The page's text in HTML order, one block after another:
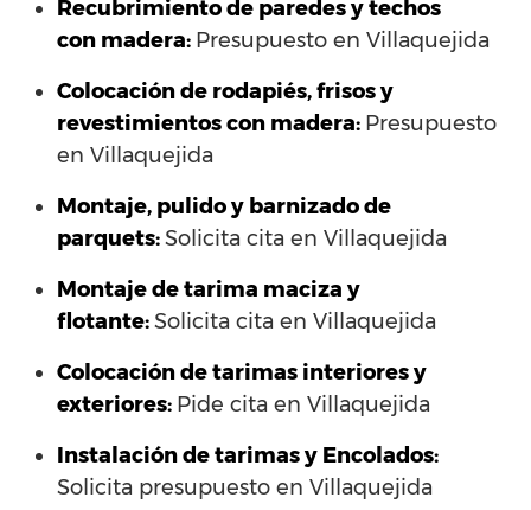
Recubrimiento de paredes y techos
con madera: Presupuesto en Villaquejida
Colocación de rodapiés, frisos y
revestimientos con madera: Presupuesto
en Villaquejida
Montaje, pulido y barnizado de
parquets:Solicita cita en Villaquejida
Montaje de tarima maciza y
flotante:Solicita cita en Villaquejida
Colocación de tarimas interiores y
exteriores: Pide cita en Villaquejida
Instalación de tarimas y Encolados:
Solicita presupuesto en Villaquejida